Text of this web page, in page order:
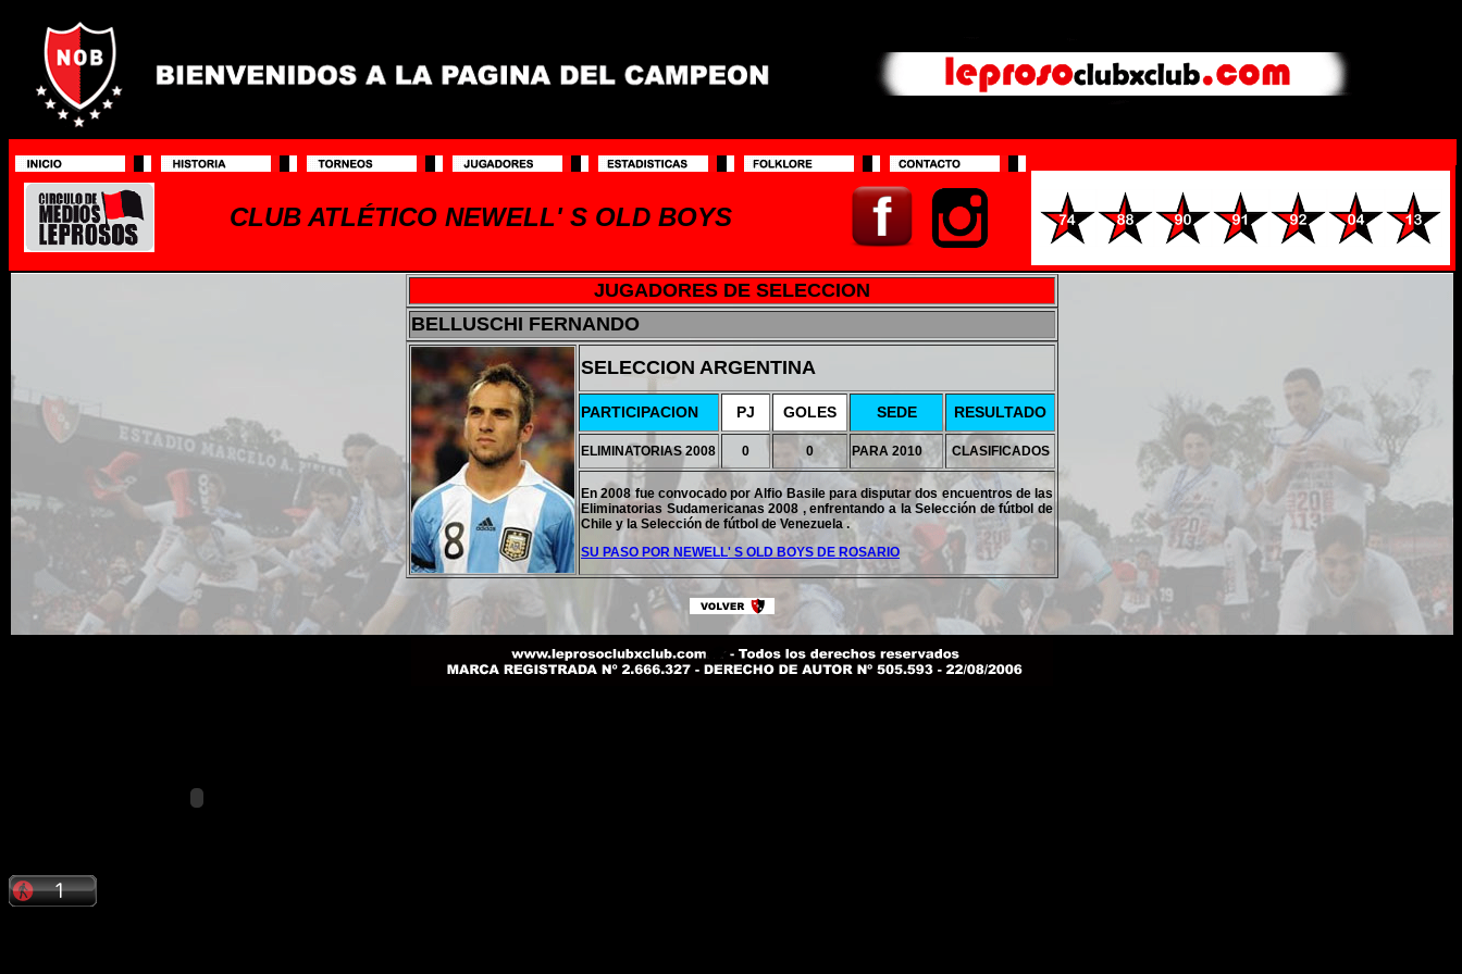
CLUB ATLÉTICO NEWELL' S OLD BOYS
JUGADORES DE SELECCION
BELLUSCHI FERNANDO
SELECCION ARGENTINA
PARTICIPACION PJ GOLES SEDE RESULTADO
ELIMINATORIAS 2008 0 0 PARA 2010 CLASIFICADOS
En 2008 fue convocado por Alfio Basile para disputar dos encuentros de las
Eliminatorias Sudamericanas 2008 , enfrentando a la Selección de fútbol de
Chile y la Selección de fútbol de Venezuela .
SU PASO POR NEWELL' S OLD BOYS DE ROSARIO